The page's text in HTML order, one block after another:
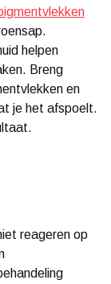
helpen
Breng
en
je het afspoelt.
reageren op